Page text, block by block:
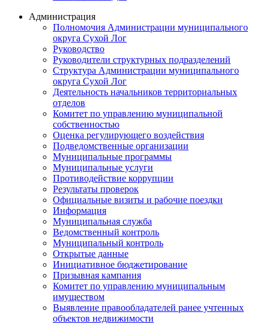
Администрация
Полномочия Администрации муниципального
округа Сухой Лог
Руководство
Руководители структурных подразделений
Структура Администрации муниципального
округа Сухой Лог
Деятельность начальников территориальных
отделов
Комитет по управлению муниципальной
собственностью
Оценка регулирующего воздействия
Подведомственные организации
Муниципальные программы
Муниципальные услуги
Противодействие коррупции
Результаты проверок
Официальные визиты и рабочие поездки
Информация
Муниципальная служба
Ведомственный контроль
Муниципальный контроль
Открытые данные
Инициативное бюджетирование
Призывная кампания
Комитет по управлению муниципальным
имуществом
Выявление правообладателей ранее учтенных
объектов недвижимости